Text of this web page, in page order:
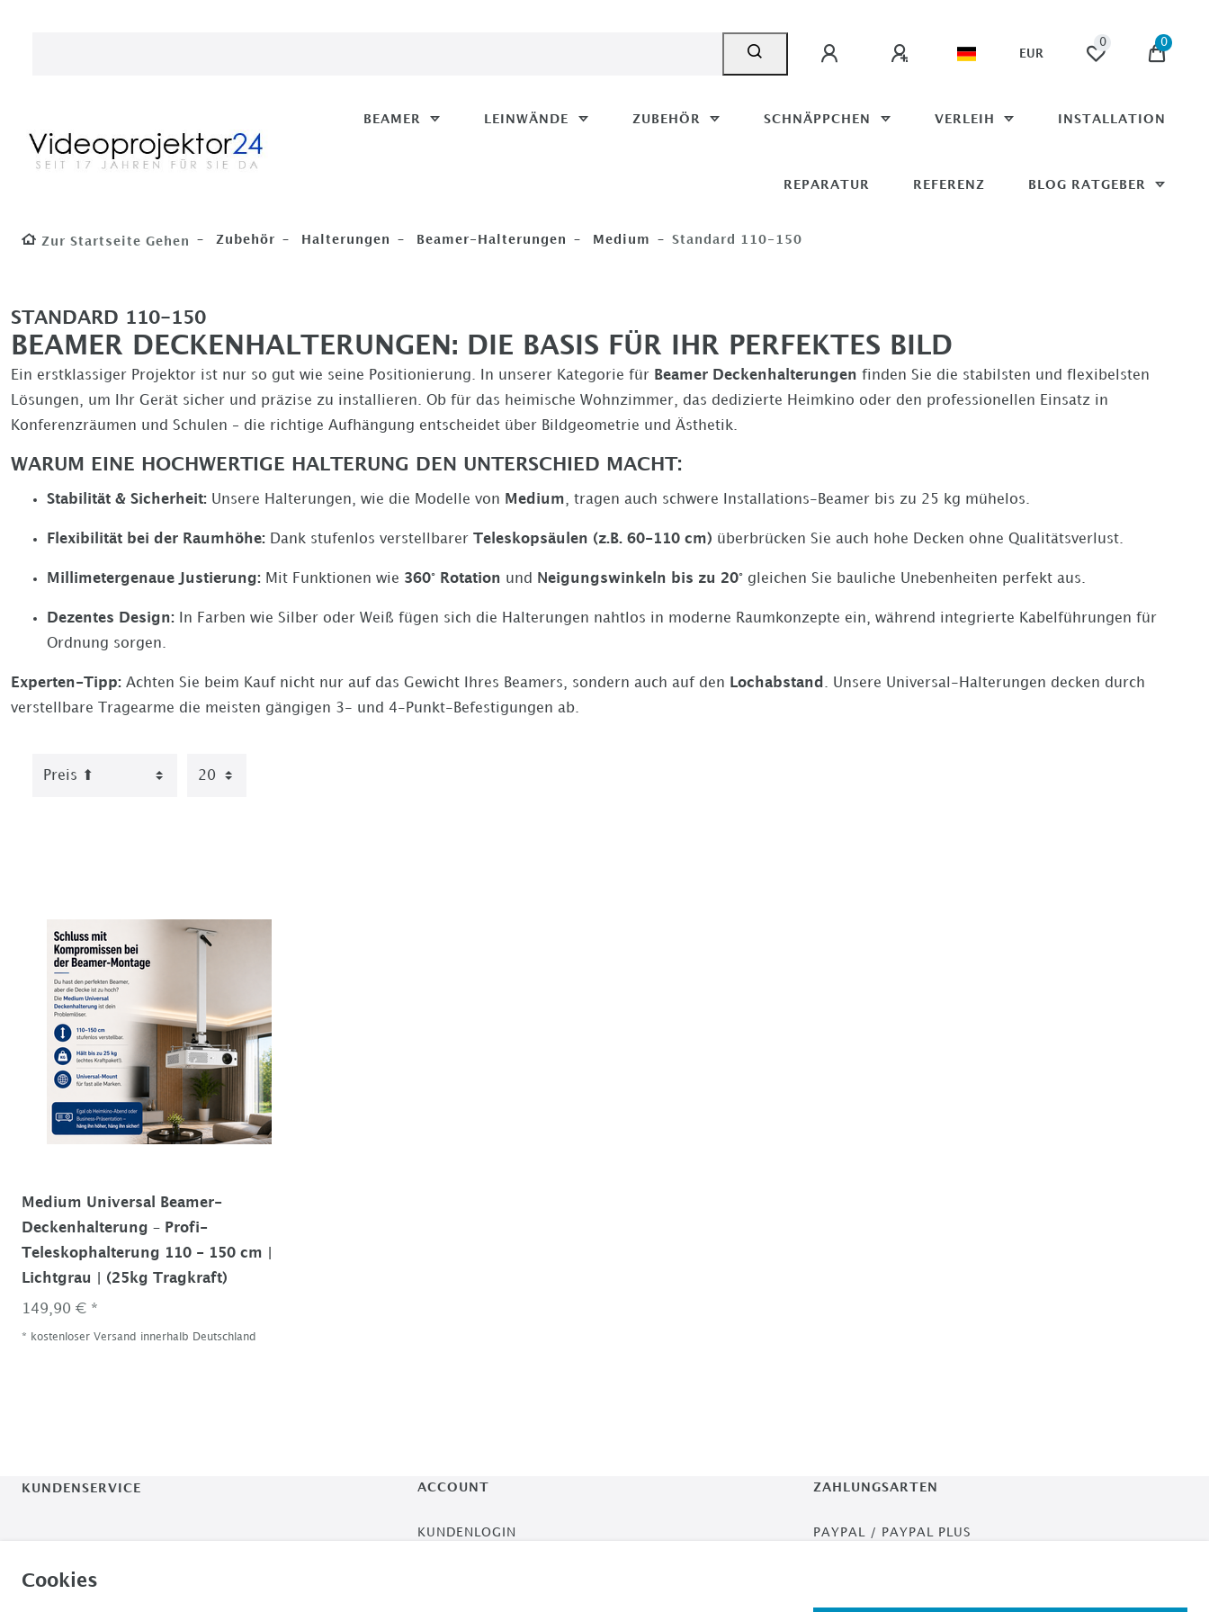
EUR
0 0
BEAMER LEINWÄNDE ZUBEHÖR SCHNÄPPCHEN VERLEIH INSTALLATION
REPARATUR REFERENZ BLOG RATGEBER
Zur Startseite Gehen Zubehör Halterungen Beamer-Halterungen Medium Standard 110-150
STANDARD 110-150
BEAMER DECKENHALTERUNGEN: DIE BASIS FÜR IHR PERFEKTES BILD
Ein erstklassiger Projektor ist nur so gut wie seine Positionierung. In unserer Kategorie für Beamer Deckenhalterungen finden Sie die stabilsten und flexibelsten
Lösungen, um Ihr Gerät sicher und präzise zu installieren. Ob für das heimische Wohnzimmer, das dedizierte Heimkino oder den professionellen Einsatz in
Konferenzräumen und Schulen – die richtige Aufhängung entscheidet über Bildgeometrie und Ästhetik.
WARUM EINE HOCHWERTIGE HALTERUNG DEN UNTERSCHIED MACHT:
Stabilität & Sicherheit: Unsere Halterungen, wie die Modelle von Medium, tragen auch schwere Installations-Beamer bis zu 25 kg mühelos.
Flexibilität bei der Raumhöhe: Dank stufenlos verstellbarer Teleskopsäulen (z.B. 60-110 cm) überbrücken Sie auch hohe Decken ohne Qualitätsverlust.
Millimetergenaue Justierung: Mit Funktionen wie 360° Rotation und Neigungswinkeln bis zu 20° gleichen Sie bauliche Unebenheiten perfekt aus.
Dezentes Design: In Farben wie Silber oder Weiß fügen sich die Halterungen nahtlos in moderne Raumkonzepte ein, während integrierte Kabelführungen für
Ordnung sorgen.
Experten-Tipp: Achten Sie beim Kauf nicht nur auf das Gewicht Ihres Beamers, sondern auch auf den Lochabstand . Unsere Universal-Halterungen decken durch
verstellbare Tragearme die meisten gängigen 3- und 4-Punkt-Befestigungen ab.
Medium Universal Beamer-
Deckenhalterung – Profi-
Teleskophalterung 110 - 150 cm |
Lichtgrau | (25kg Tragkraft)
149,90 € *
* kostenloser Versand innerhalb Deutschland
KUNDENSERVICE ACCOUNT
KUNDENLOGIN
ZAHLUNGSARTEN
PAYPAL / PAYPAL PLUS
Cookies